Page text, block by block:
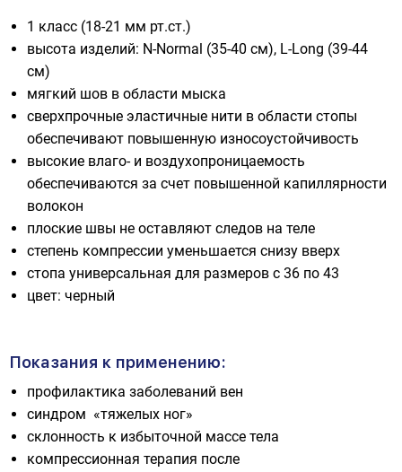
1 класс (18-21 мм рт.ст.)
высота изделий: N-Normal (35-40 cм), L-Long (39-44
см)
мягкий шов в области мыска
сверхпрочные эластичные нити в области стопы
обеспечивают повышенную износоустойчивость
высокие влаго- и воздухопроницаемость
обеспечиваются за счет повышенной капиллярности
волокон
плоские швы не оставляют следов на теле
степень компрессии уменьшается снизу вверх
стопа универсальная для размеров с 36 по 43
цвет: черный
Показания к применению:
профилактика заболеваний вен
синдром «тяжелых ног»
склонность к избыточной массе тела
компрессионная терапия после